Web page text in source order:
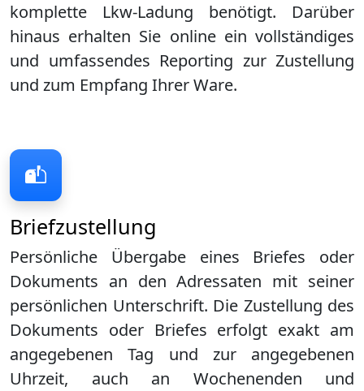
Briefzustellung
Persönliche Übergabe eines Briefes oder
Dokuments an den Adressaten mit seiner
persönlichen Unterschrift. Die Zustellung des
Dokuments oder Briefes erfolgt exakt am
angegebenen Tag und zur angegebenen
Uhrzeit, auch an Wochenenden und
komplette Lkw-Ladung benötigt. Darüber
hinaus erhalten Sie online ein vollständiges
und umfassendes Reporting zur Zustellung
und zum Empfang Ihrer Ware.